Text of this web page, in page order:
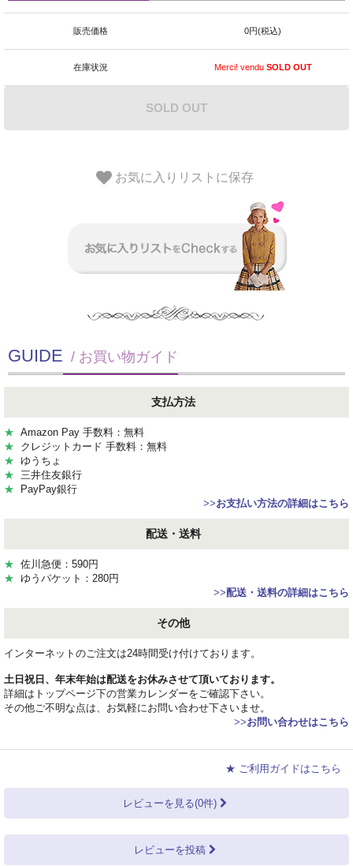
販売価格 0円(税込)
在庫状況 Merci! venduSOLD OUT
SOLD OUT
お気に入りリストに保存
GUIDE / お買い物ガイド
支払方法
★ Amazon Pay 手数料：無料
★ クレジットカード 手数料：無料
★ ゆうちょ
★ 三井住友銀行
★ PayPay銀行
>>お支払い方法の詳細はこちら
配送・送料
★ 佐川急便：590円
★ ゆうパケット：280円
>>配送・送料の詳細はこちら
その他
インターネットのご注文は24時間受け付けております。
土日祝日、年末年始は配送をお休みさせて頂いております。
詳細はトップページ下の営業カレンダーをご確認下さい。
その他ご不明な点は、お気軽にお問い合わせ下さいませ。
>>お問い合わせはこちら
★ ご利用ガイドはこちら
レビューを見る(0件)
レビューを投稿